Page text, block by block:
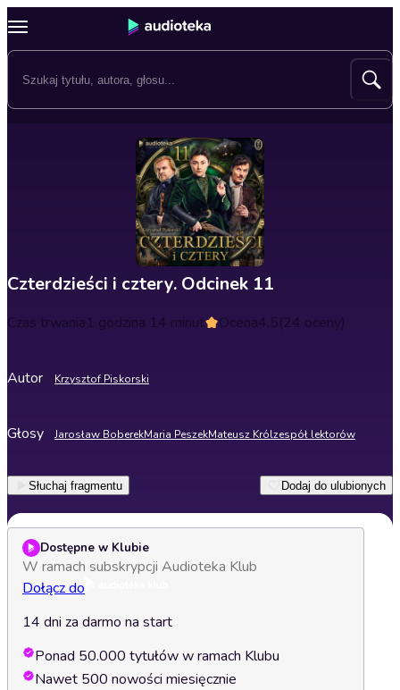
Czterdzieści i cztery. Odcinek 11
Czas trwania1 godzina 14 minut Ocena4.5(24 oceny)
Autor Krzysztof Piskorski
Głosy Jarosław BoberekMaria PeszekMateusz Królzespół lektorów
Słuchaj fragmentu Dodaj do ulubionych
Dostępne w Klubie
W ramach subskrypcji Audioteka Klub
Dołącz do
14 dni za darmo na start
Ponad 50.000 tytułów w ramach Klubu
Nawet 500 nowości miesięcznie